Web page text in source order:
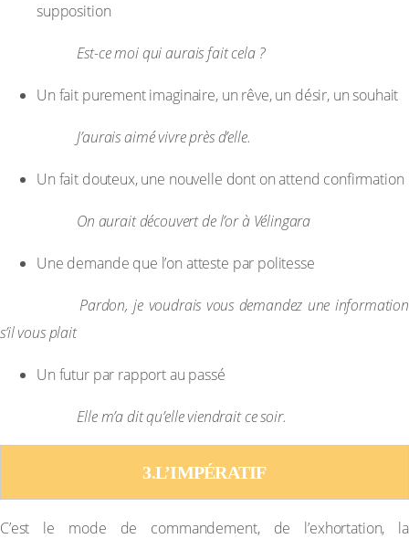
supposition
Est-ce moi qui aurais fait cela ?
Un fait purement imaginaire, un rêve, un désir, un souhait
J’aurais aimé vivre près d’elle.
Un fait douteux, une nouvelle dont on attend confirmation
On aurait découvert de l’or à Vélingara
Une demande que l’on atteste par politesse
Pardon, je voudrais vous demandez une information
s’il vous plait
Un futur par rapport au passé
Elle m’a dit qu’elle viendrait ce soir.
3.L’IMPÉRATIF
C’est le mode de commandement, de l’exhortation, la